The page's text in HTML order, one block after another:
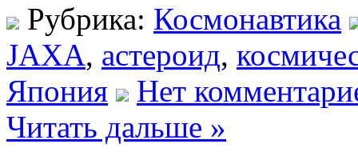
Рубрика: Космонавтика
JAXA, астероид,
Япония
Нет
Читать дальше »